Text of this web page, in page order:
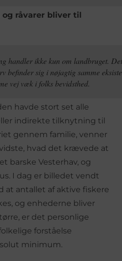
og råvarer bliver til
handler ikke kun om landbruget.
befinder sig i nøjagtig samme
vej væk i folks bevidsthed.
havde stort set alle
indirekte tilknytning til
gennem familie, venner
hvad det krævede at
barske Vesterhav, og
I dag er billedet vendt
at antallet af aktive fiskere
og enhederne bliver
er det personlige
forståelse
minimum.